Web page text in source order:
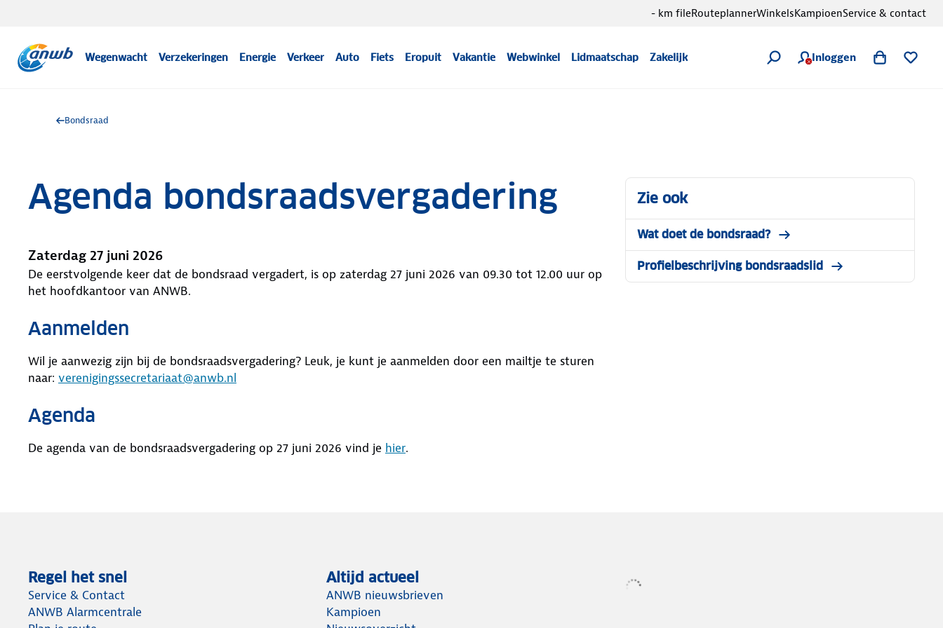
Wegenwacht Verzekeringen Energie Verkeer Auto Fiets Eropuit Vakantie Webwinkel Lidmaatschap Zakelijk Inloggen
- km fileRouteplannerWinkelsKampioenService & contact
Bondsraad
Agenda bondsraadsvergadering
Zaterdag 27 juni 2026
De eerstvolgende keer dat de bondsraad vergadert, is op zaterdag 27 juni 2026 van 09.30 tot 12.00 uur op
het hoofdkantoor van ANWB.
Aanmelden
Wil je aanwezig zijn bij de bondsraadsvergadering? Leuk, je kunt je aanmelden door een mailtje te sturen
naar: verenigingssecretariaat@anwb.nl
Agenda
De agenda van de bondsraadsvergadering op 27 juni 2026 vind je hier.
Zie ook
Wat doet de bondsraad?
Profielbeschrijving bondsraadslid
Regel het snel
Service & Contact
ANWB Alarmcentrale
Altijd actueel
ANWB nieuwsbrieven
Kampioen